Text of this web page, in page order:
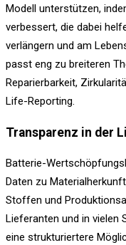
Modell unterstützen,
verbessert, die dabei
verlängern und am
passt eng zu breiteren
Reparierbarkeit,
Life-Reporting.
Transparenz in der
Batterie-
Daten zu
Stoffen und
Lieferanten und in vielen
eine strukturiertere